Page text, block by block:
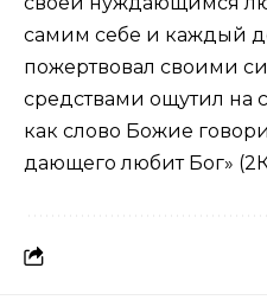
самим себе и каждый
пожертвовал своими
средствами ощутил на
как слово Божие
дающего любит Бог» (